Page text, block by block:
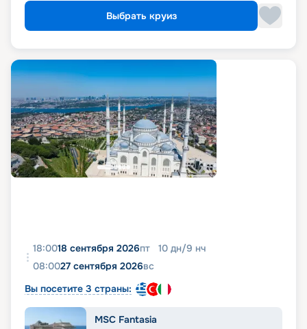
Выбрать круиз
18:0018 сентября 2026пт 10 дн/9 нч
08:0027 сентября 2026вс
Вы посетите 3 страны:
MSC Fantasia